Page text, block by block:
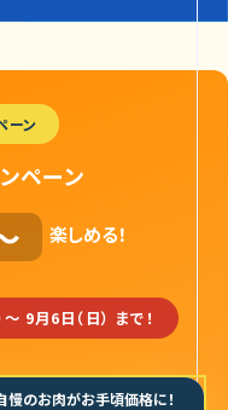
ーン
ペーン
楽しめる！
9月6日（日） まで！
のお肉がお手頃価格に！